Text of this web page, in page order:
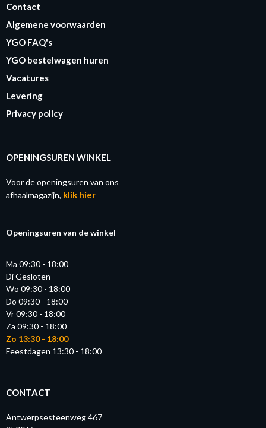
Contact
Algemene voorwaarden
YGO FAQ's
YGO bestelwagen huren
Vacatures
Levering
Privacy policy
OPENINGSUREN WINKEL
Voor de openingsuren van ons
afhaalmagazijn, klik hier
Openingsuren van de winkel
Ma 09:30 - 18:00
Di Gesloten
Wo 09:30 - 18:00
Do 09:30 - 18:00
Vr 09:30 - 18:00
Za 09:30 - 18:00
Zo 13:30 - 18:00
Feestdagen 13:30 - 18:00
CONTACT
Antwerpsesteenweg 467